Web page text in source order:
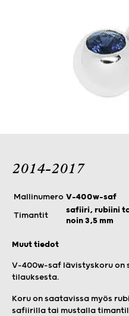
2014-2017
Mallinumero V-400w-saf
Timantit
safiiri, rubiini
noin 3,5 mm
Muut tiedot
V-400w-saf lävistyskoru on
tilauksesta.
Koru on saatavissa myös
safiirilla tai mustalla